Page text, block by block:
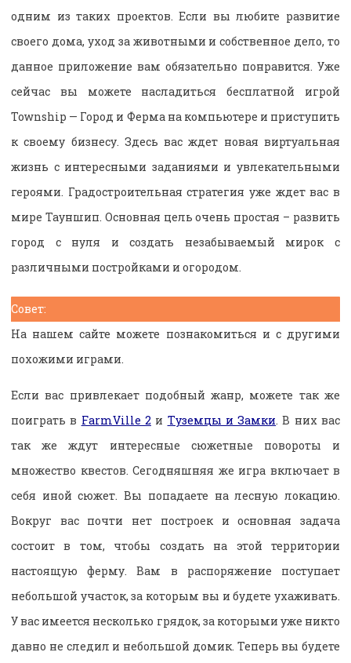
одним из таких проектов. Если вы любите развитие
своего дома, уход за животными и собственное дело, то
данное приложение вам обязательно понравится. Уже
сейчас вы можете насладиться бесплатной игрой
Township — Город и Ферма на компьютере и приступить
к своему бизнесу. Здесь вас ждет новая виртуальная
жизнь с интересными заданиями и увлекательными
героями. Градостроительная стратегия уже ждет вас в
мире Тауншип. Основная цель очень простая – развить
город с нуля и создать незабываемый мирок с
различными постройками и огородом.
Совет:
На нашем сайте можете познакомиться и с другими
похожими играми.
Если вас привлекает подобный жанр, можете так же
поиграть в FarmVille 2 и Туземцы и Замки. В них вас
так же ждут интересные сюжетные повороты и
множество квестов. Сегодняшняя же игра включает в
себя иной сюжет. Вы попадаете на лесную локацию.
Вокруг вас почти нет построек и основная задача
состоит в том, чтобы создать на этой территории
настоящую ферму. Вам в распоряжение поступает
небольшой участок, за которым вы и будете ухаживать.
У вас имеется несколько грядок, за которыми уже никто
давно не следил и небольшой домик. Теперь вы будете